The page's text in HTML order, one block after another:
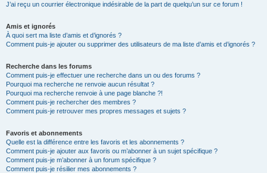
J’ai reçu un courrier électronique indésirable de la part de quelqu’un sur ce forum !
Amis et ignorés
À quoi sert ma liste d’amis et d’ignorés ?
Comment puis-je ajouter ou supprimer des utilisateurs de ma liste d’amis et d’ignorés ?
Recherche dans les forums
Comment puis-je effectuer une recherche dans un ou des forums ?
Pourquoi ma recherche ne renvoie aucun résultat ?
Pourquoi ma recherche renvoie à une page blanche ?!
Comment puis-je rechercher des membres ?
Comment puis-je retrouver mes propres messages et sujets ?
Favoris et abonnements
Quelle est la différence entre les favoris et les abonnements ?
Comment puis-je ajouter aux favoris ou m’abonner à un sujet spécifique ?
Comment puis-je m’abonner à un forum spécifique ?
Comment puis-je résilier mes abonnements ?